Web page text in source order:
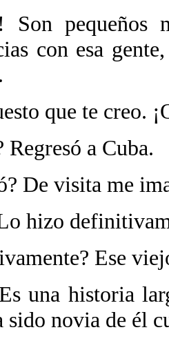
Son pequeños
con esa
que te creo.
Regresó a Cuba.
De visita me
hizo
Ese
una historia
sido novia de él